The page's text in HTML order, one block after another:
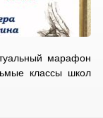
марафон
классы школ